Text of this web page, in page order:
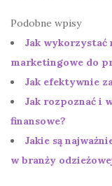
Podobne wpisy
Jak wykorzystać
marketingowe do
Jak efektywnie
Jak rozpoznać i
finansowe?
Jakie są
w branży